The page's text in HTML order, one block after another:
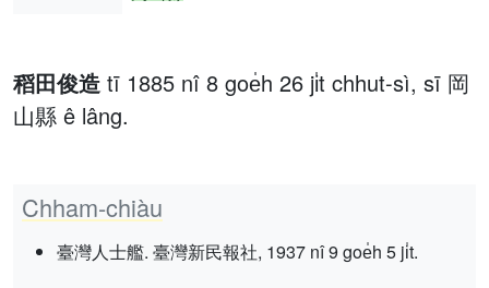
稻田俊造 tī 1885 nî 8 goe̍h 26 ji̍t chhut-sì, sī 岡
山縣 ê lâng.
Chham-chiàu
臺灣人士艦. 臺灣新民報社, 1937 nî 9 goe̍h 5 ji̍t.